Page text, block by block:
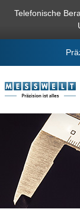
springen
Telefonische